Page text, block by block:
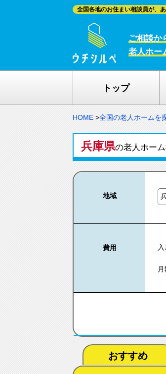
全国各地のお住まい相談員が、
ご相談か
老人ホー
トップ
HOME >全国の老人ホームを
兵庫県の老人ホー
地域
費用
おすすめ